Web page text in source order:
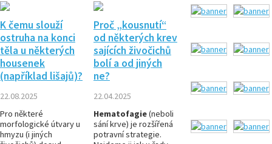
K čemu slouží
ostruha na konci
těla u některých
housenek
(například lišajů)?
22.08.2025
Pro některé
morfologické útvary u
hmyzu (i jiných
Proč „kousnutí“
od některých krev
sajících živočichů
bolí a od jiných
ne?
22.04.2025
Hematofagie(neboli
sání krve) je rozšířená
potravní strategie.